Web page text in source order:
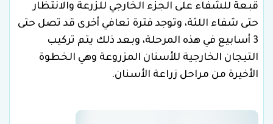
قبعة للشفاء على الجزء الخارجي للزرعة والانتظار
حتى شفاء اللثة، وتوجد فترة تعافي أخرى قد تصل حتى
3 أسابيع في هذه المرحلة، وبعد ذلك يتم تركيب
التيجان الخارجية للأسنان المزروعة وهي الخطوة
الأخيرة من مراحل زراعة الأسنان.